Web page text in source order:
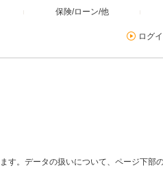
保険/ローン/他
ログ
。データの扱いについて、ページ下部